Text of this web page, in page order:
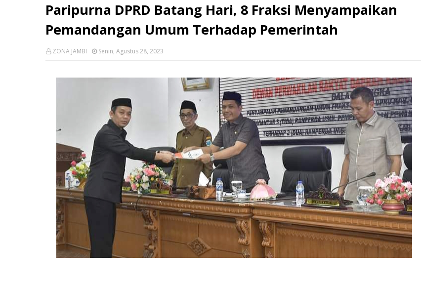
Paripurna DPRD Batang Hari, 8 Fraksi Menyampaikan
Pemandangan Umum Terhadap Pemerintah
ZONA JAMBI Senin, Agustus 28, 2023